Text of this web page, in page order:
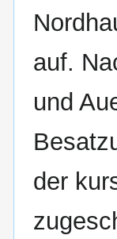
auf.
und
der